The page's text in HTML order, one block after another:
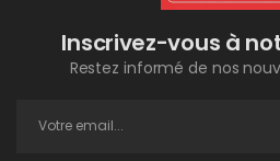
Inscrivez-vous à
Restez informé de nos